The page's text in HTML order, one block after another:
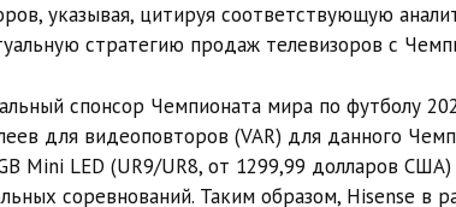
указывая, цитируя соответствующую
стратегию продаж телевизоров с
спонсор Чемпионата мира по футболу
для видеоповторов (VAR) для данного
Mini LED (UR9/UR8, от 1299,99 долларов
соревнований. Таким образом, Hisense в